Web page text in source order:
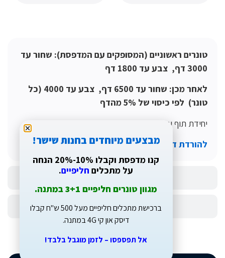
מה אומרים עלינו בזאפ
חוות דעת
ראשוניים (המסופקים עם המדפסת): שחור עד
לאחר מכן: שחור עד 6500 דף, צבע עד 4000 (כל
כיסוי של 5% מהדף
עד 50,000 דף
דרייברים לחץ כאן
מבצעים מיוחדים בחנות שישר!
קנו מדפסת וקבלו 10%-20% הנחה
על מתכלים חליפיים.
מגוון טונרים חליפיים 3+1 במתנה.
ברכישת מתכלים חליפיים מעל 500 ש"ח קבלו
אל תפספסו – לזמן מוגבל בלבד!